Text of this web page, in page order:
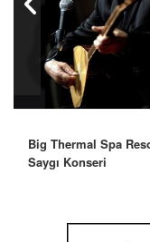
Big Thermal Spa
Saygı Konseri